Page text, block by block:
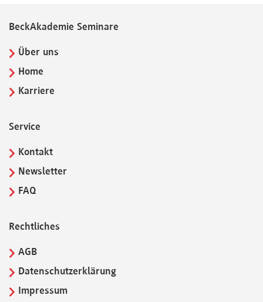
BeckAkademie Seminare
Über uns
Home
Karriere
Service
Kontakt
Newsletter
FAQ
Rechtliches
AGB
Datenschutzerklärung
Impressum